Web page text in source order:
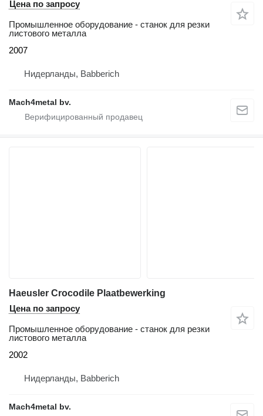
Цена по запросу
Промышленное оборудование - станок для резки
листового металла
2007
Нидерланды, Babberich
Mach4metal bv.
Haeusler Crocodile Plaatbewerking
Цена по запросу
Промышленное оборудование - станок для резки
листового металла
2002
Нидерланды, Babberich
Mach4metal bv.